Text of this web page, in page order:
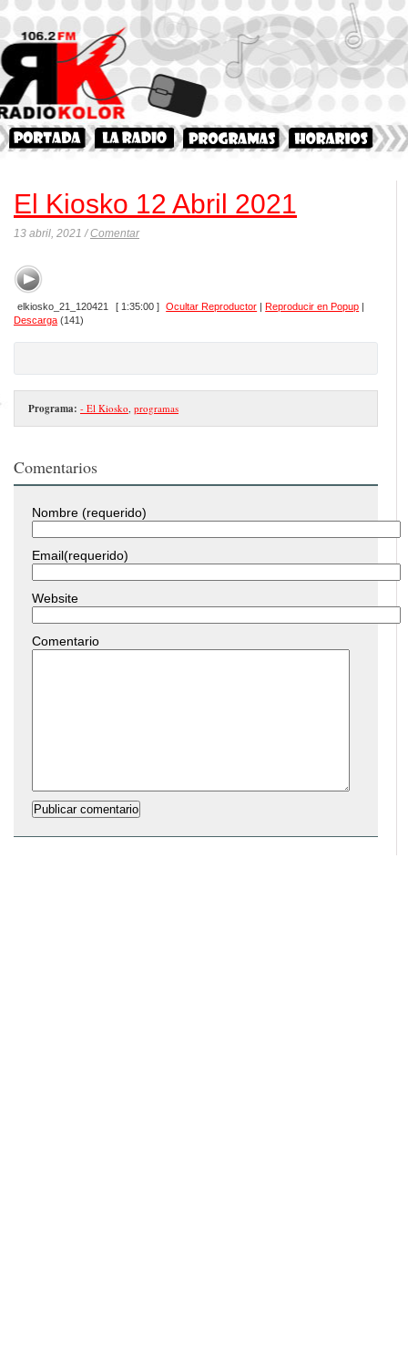
El Kiosko 12 Abril 2021
13 abril, 2021 /Comentar
elkiosko_21_120421 [ 1:35:00 ] Ocultar Reproductor |Reproducir en Popup |
Descarga (141)
Programa: - El Kiosko programas
Comentarios
Nombre (requerido)
Email(requerido)
Website
Comentario